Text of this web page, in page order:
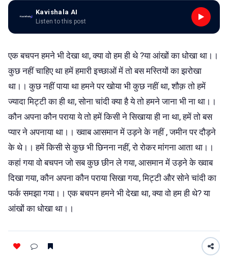
Kavishala AI
Listen to this post
एक बचपन हमने भी देखा था, क्या वो हम ही थे ?या आंखों का धोखा था।।
कुछ नहीं चाहिए था हमें हमारी इच्छाओं में तो बस मस्तियों का झरोखा
था।। कुछ नहीं पाया था हमने पर खोया भी कुछ नहीं था, शौक़ तो हमें
ज्यादा मिट्टी का ही था, सोना चांदी क्या है ये तो हमने जाना भी ना था।।
कौन अपना कौन पराया ये तो हमें किसी ने सिखाया ही ना था, हमें तो बस
प्यार ने अपनाया था।। ख्वाब आसमान में उड़ने के नहीं , जमीन पर दौड़ने
के थे।। हमें किसी से कुछ भी छिनना नहीं, रो रोकर मांगना आता था।।
कहां गया वो बचपन जो सब कुछ छीन ले गया, आसमान में उड़ने के ख्वाब
दिखा गया, कौन अपना कौन पराया सिखा गया, मिट्टी और सोने चांदी का
फर्क समझा गया।। एक बचपन हमने भी देखा था, क्या वो हम ही थे? या
आंखों का धोखा था।।